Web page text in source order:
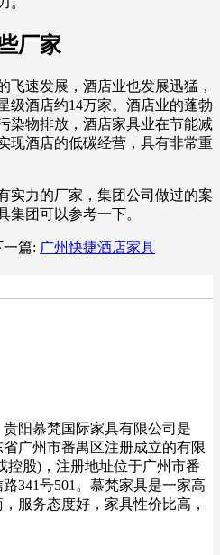
厂家
飞速发展，酒店业也发展迅猛，
级酒店约14万家。酒店业的蓬勃
染物排放，酒店家具业在节能减
现酒店的低碳经营，具有非常重
实力的厂家，集团公司做过的案
集团可以参考一下。
一篇: 广州快捷酒店家具
阳慕梵国际家具有限公司是
省广州市番禺区注册成立的有限
控股)，注册地址位于广州市番
341号501。慕梵家具是一家高
服务态度好，家具性价比高，